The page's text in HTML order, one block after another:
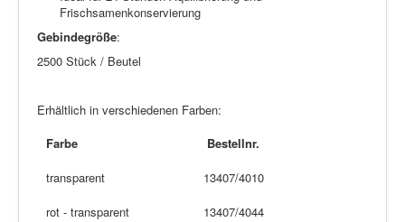
Frischsamenkonservierung
Gebindegröße:
2500 Stück / Beutel
Erhältlich in verschiedenen Farben:
Farbe
Bestellnr.
transparent
13407/4010
rot - transparent
13407/4044